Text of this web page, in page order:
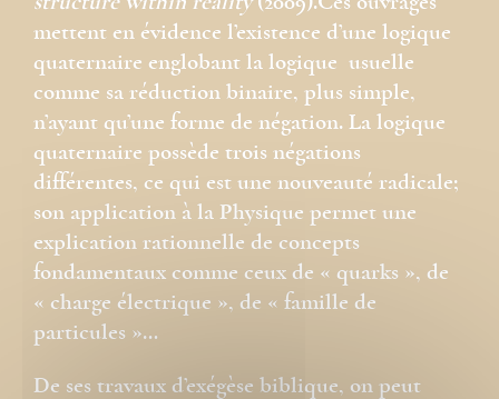
mettent en évidence l’existence d’une logique
quaternaire englobant la logique usuelle
comme sa réduction binaire, plus simple,
n’ayant qu’une forme de négation. La logique
quaternaire possède trois négations
différentes, ce qui est une nouveauté radicale;
son application à la Physique permet une
explication rationnelle de concepts
fondamentaux comme ceux de « quarks », de
« charge électrique », de « famille de
particules »…
De ses travaux d’exégèse biblique, on peut